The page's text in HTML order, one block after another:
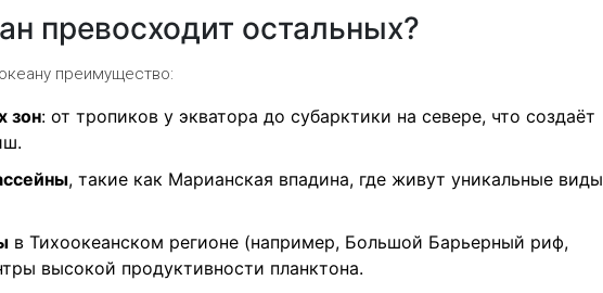
превосходит остальных?
преимущество:
зон: от тропиков у экватора до субарктики на севере, что создаёт
, такие как Марианская впадина, где живут уникальные виды
в Тихоокеанском регионе (например, Большой Барьерный риф,
высокой продуктивности планктона.